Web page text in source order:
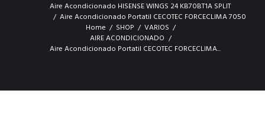
Aire Acondicionado HISENSE WINGS 24 KB70BT1A SPLIT
Aire Acondicionado Portatil CECOTEC FORCECLIMA 7050
Home
SHOP
VARIOS
AIRE ACONDICIONADO
Aire Acondicionado Portatil CECOTEC FORCECLIMA...